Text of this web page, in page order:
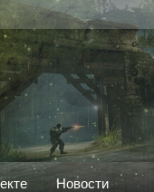
Новости